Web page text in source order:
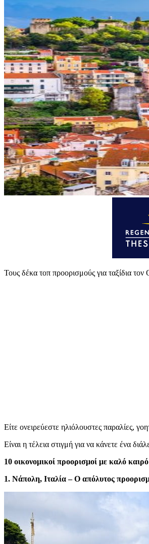
Τους δέκα τοπ προορισμούς για ταξίδια
Είτε ονειρεύεστε ηλιόλουστες παραλίες,
Είναι η τέλεια στιγμή για να κάνετε ένα
10 οικονομικοί προορισμοί με καλό
1. Νάπολη, Ιταλία – Ο απόλυτος